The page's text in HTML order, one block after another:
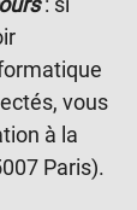
vous
à la
Paris).